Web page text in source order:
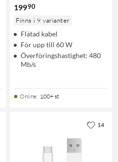
19990
Finns i 9 varianter
Flätad kabel
För upp till 60 W
Överföringshastighet: 480
Mb/s
Online: 100+ st
14